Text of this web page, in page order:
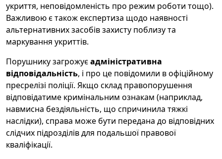
укриття, неповідомленість про режим роботи тощо).
Важливою є також експертиза щодо наявності
альтернативних засобів захисту поблизу та
маркування укриттів.
Порушнику загрожуєадміністративна
відповідальність, і про це повідомили в офіційному
пресрелізі поліції. Якщо склад правопорушення
відповідатиме кримінальним ознакам (наприклад,
навмисна бездіяльність, що спричинила тяжкі
наслідки), справа може бути передана до відповідних
слідчих підрозділів для подальшої правової
кваліфікації.